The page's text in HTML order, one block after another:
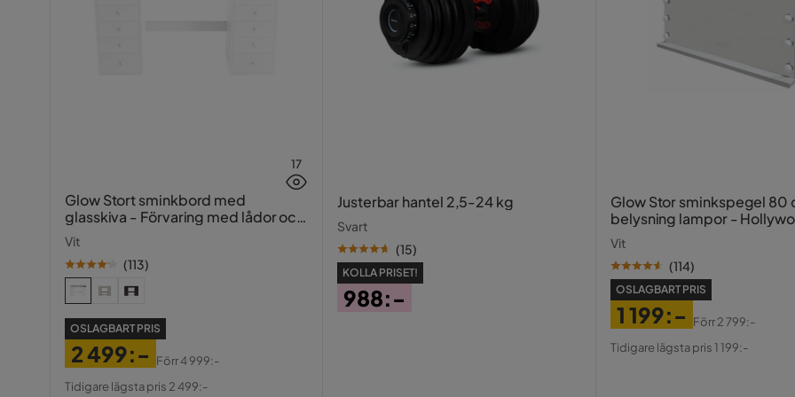
17
Glow Stort sminkbord med
glasskiva - Förvaring med lådor och
Vit
(113)
OSLAGBART PRIS
Pris
2 499:-
Original
Förr4 999:-
Tidigare lägsta pris 2 499:-
Justerbar hantel 2,5-24 kg
Svart
(15)
KOLLA PRISET!
988:-
Glow Stor sminkspegel 80
belysning lampor -
spegel med USB-charging
Vit
(114)
OSLAGBART PRIS
Pris
1 199:-
Original
Förr2 799:-
Tidigare lägsta pris 1 199:-